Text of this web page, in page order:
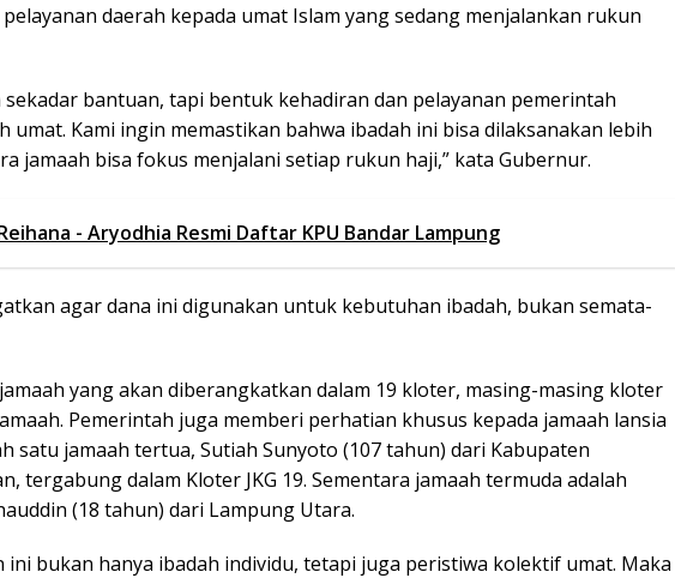
daerah kepada umat Islam yang sedang menjalankan rukun
sekadar bantuan, tapi bentuk kehadiran dan pelayanan pemerintah
umat. Kami ingin memastikan bahwa ibadah ini bisa dilaksanakan lebih
jamaah bisa fokus menjalani setiap rukun haji,” kata Gubernur.
- Aryodhia Resmi Daftar KPU Bandar Lampung
agar dana ini digunakan untuk kebutuhan ibadah, bukan semata-
yang akan diberangkatkan dalam 19 kloter, masing-masing kloter
Pemerintah juga memberi perhatian khusus kepada jamaah lansia
satu jamaah tertua, Sutiah Sunyoto (107 tahun) dari Kabupaten
tergabung dalam Kloter JKG 19. Sementara jamaah termuda adalah
(18 tahun) dari Lampung Utara.
ini bukan hanya ibadah individu, tetapi juga peristiwa kolektif umat. Maka